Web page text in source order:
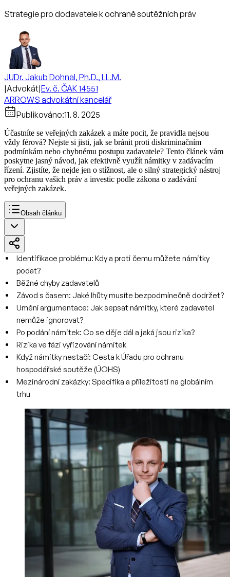
Strategie pro dodavatele k ochraně soutěžních práv
JUDr. Jakub Dohnal, Ph.D., LL.M.
|Advokát|Ev. č. ČAK 14551
ARROWS advokátní kancelář
Publikováno:11. 8. 2025
Účastníte se veřejných zakázek a máte pocit, že pravidla nejsou
vždy férová? Nejste si jisti, jak se bránit proti diskriminačním
podmínkám nebo chybnému postupu zadavatele? Tento článek vám
poskytne jasný návod, jak efektivně využít námitky v zadávacím
řízení. Zjistíte, že nejde jen o stížnost, ale o silný strategický nástroj
pro ochranu vašich práv a investic podle zákona o zadávání
veřejných zakázek.
Obsah článku
Identifikace problému: Kdy a proti čemu můžete námitky
podat?
Běžné chyby zadavatelů
Závod s časem: Jaké lhůty musíte bezpodmínečně dodržet?
Umění argumentace: Jak sepsat námitky, které zadavatel
nemůže ignorovat?
Po podání námitek: Co se děje dál a jaká jsou rizika?
Rizika ve fázi vyřizování námitek
Když námitky nestačí: Cesta k Úřadu pro ochranu
hospodářské soutěže (ÚOHS)
Mezinárodní zakázky: Specifika a příležitosti na globálním
trhu